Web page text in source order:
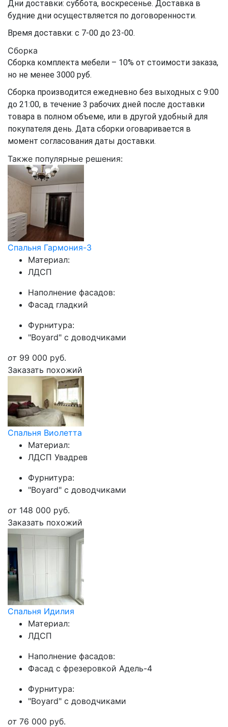
Дни доставки: суббота, воскресенье. Доставка в
будние дни осуществляется по договоренности.
Время доставки: с 7-00 до 23-00.
Сборка
Сборка комплекта мебели – 10% от стоимости заказа,
но не менее 3000 руб.
Сборка производится ежедневно без выходных с 9:00
до 21:00, в течение 3 рабочих дней после доставки
товара в полном объеме, или в другой удобный для
покупателя день. Дата сборки оговаривается в
момент согласования даты доставки.
Также популярные решения:
Спальня Гармония-3
Материал:
ЛДСП
Наполнение фасадов:
Фасад гладкий
Фурнитура:
"Boyard" с доводчиками
от 99 000 руб.
Заказать похожий
Спальня Виолетта
Материал:
ЛДСП Увадрев
Фурнитура:
"Boyard" с доводчиками
от 148 000 руб.
Заказать похожий
Спальня Идилия
Материал:
ЛДСП
Наполнение фасадов:
Фасад с фрезеровкой Адель-4
Фурнитура:
"Boyard" с доводчиками
от 76 000 руб.